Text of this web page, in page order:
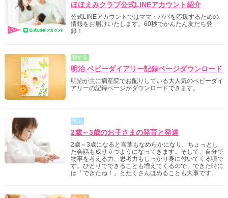
ほほえみクラブ公式LINEアカウント紹介
公式LINEアカウントではママ・パパを応援するための
情報をお届けいたします。60秒でかんたん友だち登
録！
得する
明治 ベビーダイアリー記録ページダウンロード
明治が主に病産院でお配りしている大人気のベビーダイ
アリーの記録ページがダウンロードできます。
学ぶ
2歳～3歳のお子さまの発育と発達
2歳～3歳になると言葉もなめらかになり、ちょっとし
た会話も成り立つようになってきます。そして、自分で
物事を考える力、思考力もしっかり身に付いてくる頃で
す。ひとりでできることも増えてくるので、できた時に
は「できたね！」とたくさんほめることも大事です。